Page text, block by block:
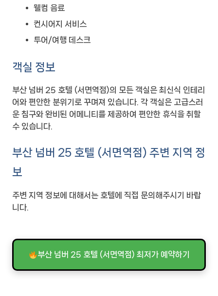
웰컴 음료
컨시어지 서비스
투어/여행 데스크
객실 정보
부산 넘버 25 호텔 (서면역점)의 모든 객실은 최신식 인테리
어와 편안한 분위기로 꾸며져 있습니다. 각 객실은 고급스러
운 침구와 완비된 어메니티를 제공하여 편안한 휴식을 취할
수 있습니다.
부산 넘버 25 호텔 (서면역점) 주변 지역 정
보
주변 지역 정보에 대해서는 호텔에 직접 문의해주시기 바랍
니다.
부산 넘버 25 호텔 (서면역점) 최저가 예약하기